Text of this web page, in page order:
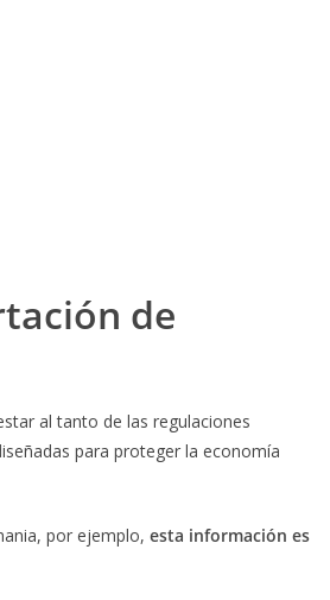
de
al tanto de las regulaciones
para proteger la economía
por ejemplo, esta información es